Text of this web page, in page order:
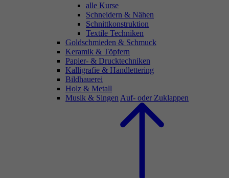
alle Kurse
Schneidern & Nähen
Schnittkonstruktion
Textile Techniken
Goldschmieden & Schmuck
Keramik & Töpfern
Papier- & Drucktechniken
Kalligrafie & Handlettering
Bildhauerei
Holz & Metall
Musik & Singen Auf- oder Zuklappen